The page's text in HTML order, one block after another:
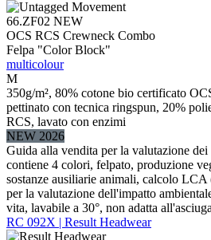
66.ZF02 NEW
OCS RCS Crewneck Combo
Felpa "Color Block"
multicolour
M
350g/m², 80% cotone bio certificato
pettinato con tecnica ringspun, 20%
RCS, lavato con enzimi
NEW 2026
Guida alla vendita per la valutazione
contiene 4 colori, felpato, produzione
sostanze ausiliarie animali, calcolo
per la valutazione dell'impatto
vita, lavabile a 30°, non adatta
RC 092X | Result Headwear